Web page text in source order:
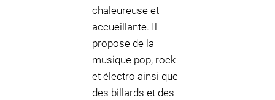
chaleureuse et
accueillante. Il
propose de la
musique pop, rock
et électro ainsi que
des billards et des